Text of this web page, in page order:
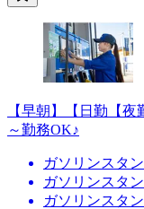
【早朝】【日勤【
～勤務OK♪
ガソリンスタ
ガソリンスタ
ガソリンスタ